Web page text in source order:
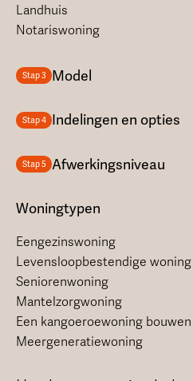
Landhuis
Notariswoning
Stap 3 Model
Stap 4 Indelingen en opties
Stap 5 Afwerkingsniveau
Woningtypen
Eengezinswoning
Levensloopbestendige woning
Seniorenwoning
Mantelzorgwoning
Een kangoeroewoning bouwen
Meergeneratiewoning